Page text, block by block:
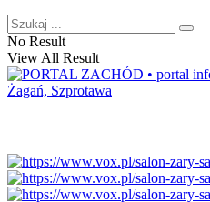
No Result
View All Result